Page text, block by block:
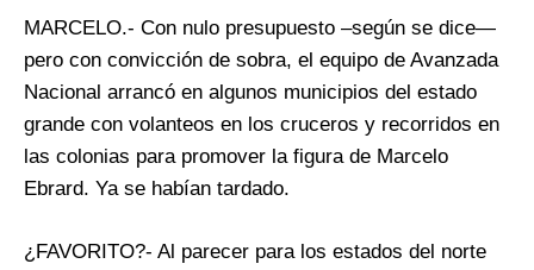
MARCELO.- Con nulo presupuesto –según se dice—
pero con convicción de sobra, el equipo de Avanzada
Nacional arrancó en algunos municipios del estado
grande con volanteos en los cruceros y recorridos en
las colonias para promover la figura de Marcelo
Ebrard. Ya se habían tardado.
¿FAVORITO?- Al parecer para los estados del norte